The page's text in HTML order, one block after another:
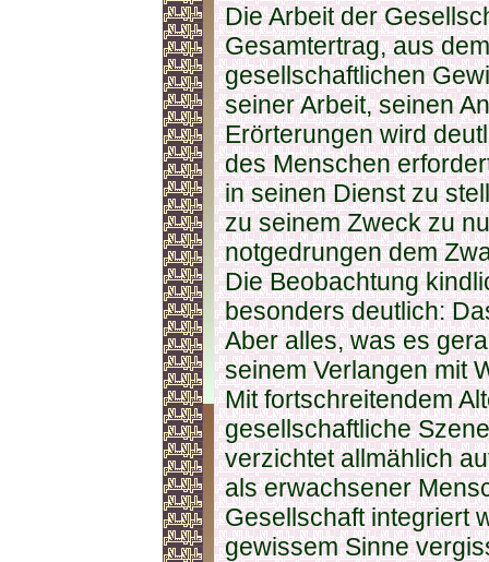
Die Arbeit der
Gesamtertrag, aus
gesellschaftlichen
seiner Arbeit, seinen
Erörterungen wird
des Menschen
in seinen Dienst zu
zu seinem Zweck zu
notgedrungen dem
Die Beobachtung
besonders deutlich:
Aber alles, was es
seinem Verlangen mit
Mit fortschreitendem
gesellschaftliche
verzichtet allmählich
als erwachsener
Gesellschaft integriert
gewissem Sinne